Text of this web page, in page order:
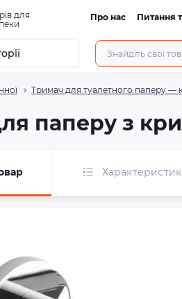
для
Про нас Питання
Тримач для туалетного паперу —
паперу з